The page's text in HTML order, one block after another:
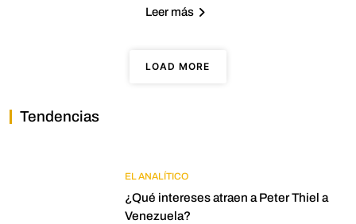
Leer más
LOAD MORE
Tendencias
EL ANALÍTICO
¿Qué intereses atraen a Peter Thiel a
Venezuela?